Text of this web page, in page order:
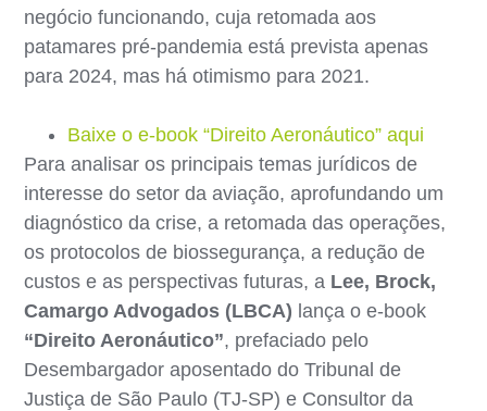
negócio funcionando, cuja retomada aos
patamares pré-pandemia está prevista apenas
para 2024, mas há otimismo para 2021.
Baixe o e-book “Direito Aeronáutico” aqui
Para analisar os principais temas jurídicos de
interesse do setor da aviação, aprofundando um
diagnóstico da crise, a retomada das operações,
os protocolos de biossegurança, a redução de
custos e as perspectivas futuras, a Lee, Brock,
Camargo Advogados (LBCA) lança o e-book
“Direito Aeronáutico”, prefaciado pelo
Desembargador aposentado do Tribunal de
Justiça de São Paulo (TJ-SP) e Consultor da